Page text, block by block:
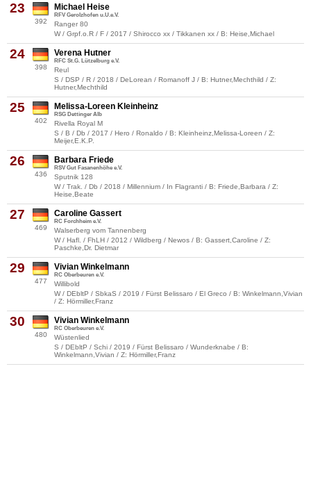
23
392
Michael Heise
RFV Gerolzhofen u.U.e.V.
Ranger 80
W / Grpf.o.R / F / 2017 / Shirocco xx / Tikkanen xx / B: Heise,Michael
24
398
Verena Hutner
RFC St.G. Lützelburg e.V.
Reul
S / DSP / R / 2018 / DeLorean / Romanoff J / B: Hutner,Mechthild / Z:
Hutner,Mechthild
25
402
Melissa-Loreen Kleinheinz
RSG Dettinger Alb
Rivella Royal M
S / B / Db / 2017 / Hero / Ronaldo / B: Kleinheinz,Melissa-Loreen / Z:
Meijer,E.K.P.
26
436
Barbara Friede
RSV Gut Fasanenhöhe e.V.
Sputnik 128
W / Trak. / Db / 2018 / Millennium / In Flagranti / B: Friede,Barbara / Z:
Heise,Beate
27
469
Caroline Gassert
RC Forchheim e.V.
Walserberg vom Tannenberg
W / Hafl. / FhLH / 2012 / Wildberg / Newos / B: Gassert,Caroline / Z:
Paschke,Dr. Dietmar
29
477
Vivian Winkelmann
RC Oberbeuren e.V.
Willibold
W / DEbltP / SbkaS / 2019 / Fürst Belissaro / El Greco / B: Winkelmann,Vivian
/ Z: Hörmiller,Franz
30
480
Vivian Winkelmann
RC Oberbeuren e.V.
Wüstenlied
S / DEbltP / Schi / 2019 / Fürst Belissaro / Wunderknabe / B:
Winkelmann,Vivian / Z: Hörmiller,Franz